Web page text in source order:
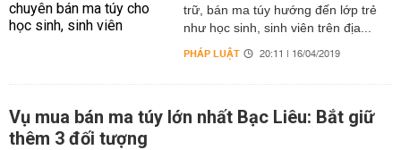
trữ, bán ma túy hướng đến lớp trẻ
như học sinh, sinh viên trên địa...
PHÁP LUẬT 20:11 | 16/04/2019
Vụ mua bán ma túy lớn nhất Bạc Liêu: Bắt giữ
thêm 3 đối tượng